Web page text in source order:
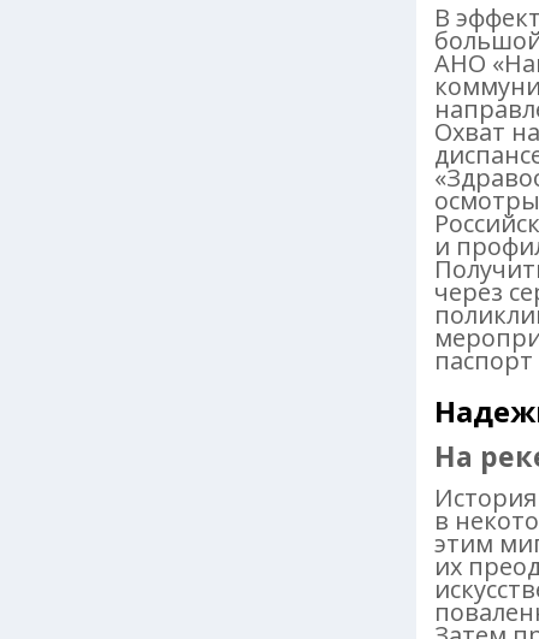
В
АНО
Охват
и
через
На
в
этим
их